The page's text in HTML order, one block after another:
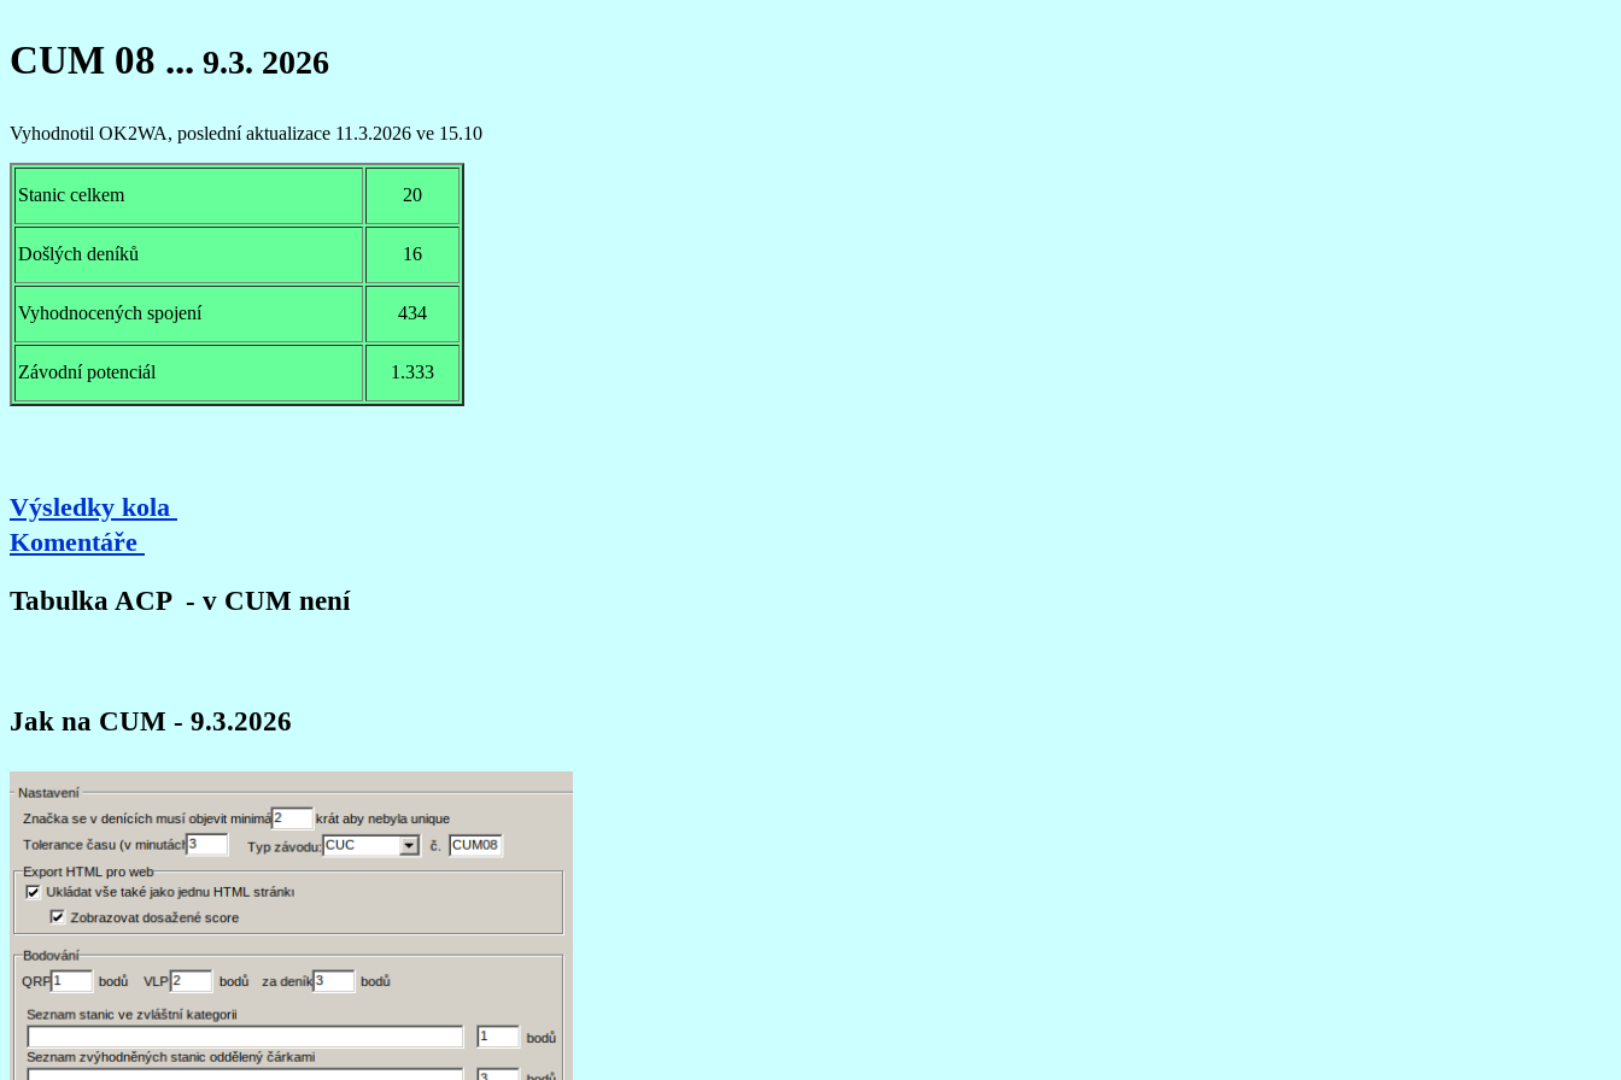
CUM 08 ... 9.3. 2026
Vyhodnotil OK2WA, poslední aktualizace 11.3.2026 ve 15.10
Stanic celkem 20
Došlých deníků 16
Vyhodnocených spojení 434
Závodní potenciál 1.333
Výsledky kola
Komentáře
Tabulka ACP - v CUM není
Jak na CUM - 9.3.2026